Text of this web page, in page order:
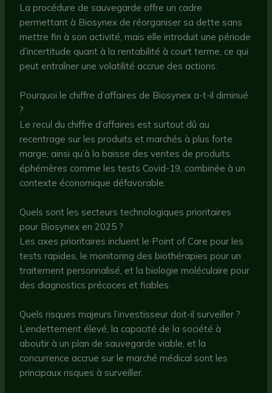
La procédure de sauvegarde offre un cadre
permettant à Biosynex de réorganiser sa dette sans
mettre fin à son activité, mais elle introduit une période
d’incertitude quant à la rentabilité à court terme, ce qui
peut entraîner une volatilité accrue des actions.
Pourquoi le chiffre d’affaires de Biosynex a-t-il diminué
?
Le recul du chiffre d’affaires est surtout dû au
recentrage sur les produits et marchés à plus forte
marge, ainsi qu’à la baisse des ventes de produits
éphémères comme les tests Covid-19, combinée à un
contexte économique défavorable.
Quels sont les secteurs technologiques prioritaires
pour Biosynex en 2025 ?
Les axes prioritaires incluent le Point of Care pour les
tests rapides, le monitoring des biothérapies pour un
traitement personnalisé, et la biologie moléculaire pour
des diagnostics précoces et fiables.
Quels risques majeurs l’investisseur doit-il surveiller ?
L’endettement élevé, la capacité de la société à
aboutir à un plan de sauvegarde viable, et la
concurrence accrue sur le marché médical sont les
principaux risques à surveiller.